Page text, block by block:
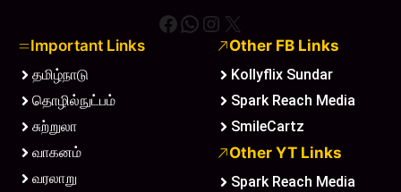
Facebook
WhatsApp
Instagram
X
Important Links
தமிழ்நாடு
தொழில்நுட்பம்
சுற்றுலா
வாகனம்
வரலாறு
Other FB Links
Kollyflix Sundar
Spark Reach Media
SmileCartz
Other YT Links
Spark Reach Media